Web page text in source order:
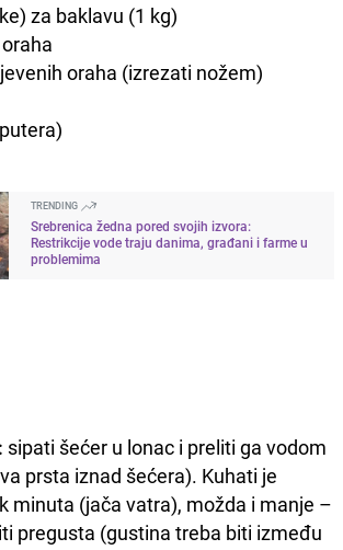
za baklavu (1 kg)
oraha (izrezati nožem)
TRENDING
Srebrenica žedna pored svojih izvora:
Restrikcije vode traju danima, građani i farme u
problemima
sipati šećer u lonac i preliti ga vodom
prsta iznad šećera). Kuhati je
minuta (jača vatra), možda i manje –
pregusta (gustina treba biti između